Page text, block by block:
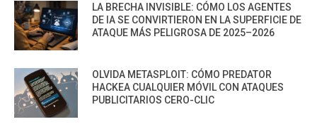
LA BRECHA INVISIBLE: CÓMO LOS AGENTES
DE IA SE CONVIRTIERON EN LA SUPERFICIE DE
ATAQUE MÁS PELIGROSA DE 2025–2026
OLVIDA METASPLOIT: CÓMO PREDATOR
HACKEA CUALQUIER MÓVIL CON ATAQUES
PUBLICITARIOS CERO-CLIC